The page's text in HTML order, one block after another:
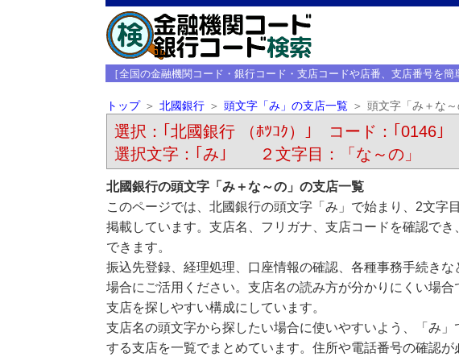
［全国の金融機関コード・銀行コード・支店コードや店番、支店番号を簡
トップ 北國銀行 頭文字「み」の支店一覧 頭文字「み＋な
選択：｢北國銀行 （ﾎﾂｺｸ）｣ コード：｢0146｣
選択文字：｢み｣ ２文字目：「な～の」
北國銀行の頭文字「み＋な～の」の支店一覧
このページでは、北國銀行の頭文字「み」で始まり、2文字
掲載しています。支店名、フリガナ、支店コードを確認で
できます。
振込先登録、経理処理、口座情報の確認、各種事務手続き
場合にご活用ください。支店名の読み方が分かりにくい場
支店を探しやすい構成にしています。
支店名の頭文字から探したい場合に使いやすいよう、「み
する支店を一覧でまとめています。住所や電話番号の確認